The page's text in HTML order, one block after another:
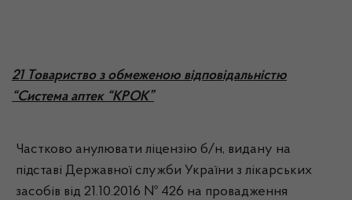
21 Товариство з обмеженою відповідальністю
“Система аптек “КРОК”
Частково анулювати ліцензію б/н, видану на
підставі Державної служби України з лікарських
засобів від 21.10.2016 № 426 на провадження